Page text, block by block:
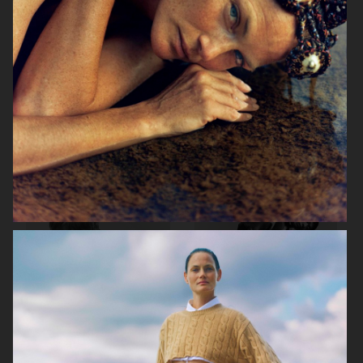
CIRCLEZEROEIGHT ELLE SWEDEN - LYKKE LI